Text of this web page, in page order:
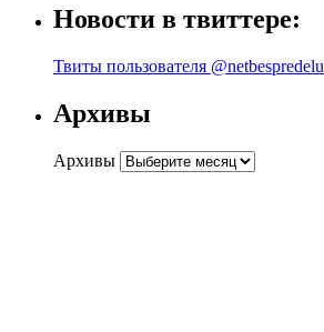
Новости в твиттере:
Твиты пользователя @netbespredelu
Архивы
Архивы